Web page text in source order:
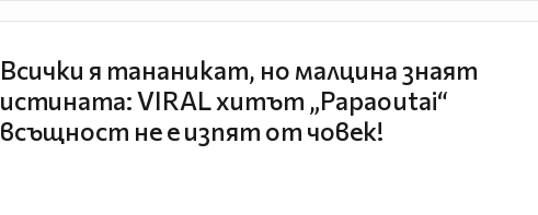
Всички я тананикат, но малцина знаят
истината: VIRAL хитът „Papaoutai“
всъщност не е изпят от човек!